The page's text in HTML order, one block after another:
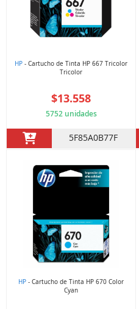
HP - Cartucho de Tinta HP 667 Tricolor
Tricolor
$13.558
5752 unidades
5F85A0B77F
HP - Cartucho de Tinta HP 670 Color
Cyan